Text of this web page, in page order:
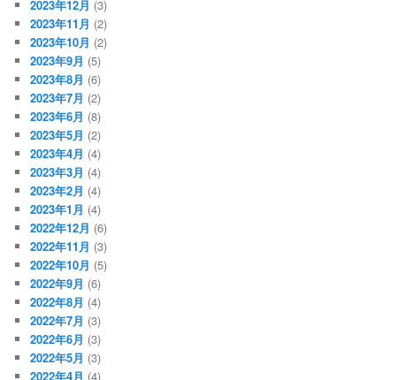
2023年12月 (3)
2023年11月 (2)
2023年10月 (2)
2023年9月 (5)
2023年8月 (6)
2023年7月 (2)
2023年6月 (8)
2023年5月 (2)
2023年4月 (4)
2023年3月 (4)
2023年2月 (4)
2023年1月 (4)
2022年12月 (6)
2022年11月 (3)
2022年10月 (5)
2022年9月 (6)
2022年8月 (4)
2022年7月 (3)
2022年6月 (3)
2022年5月 (3)
2022年4月 (4)